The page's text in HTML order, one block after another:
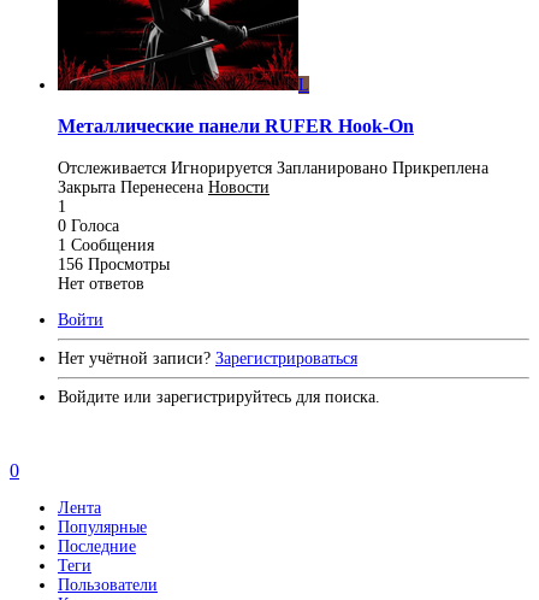
L
Металлические панели RUFER Hook-On
Отслеживается Игнорируется Запланировано Прикреплена
Закрыта Перенесена Новости
1
0 Голоса
1 Сообщения
156 Просмотры
Нет ответов
Войти
Нет учётной записи? Зарегистрироваться
Войдите или зарегистрируйтесь для поиска.
0
Лента
Популярные
Последние
Теги
Пользователи